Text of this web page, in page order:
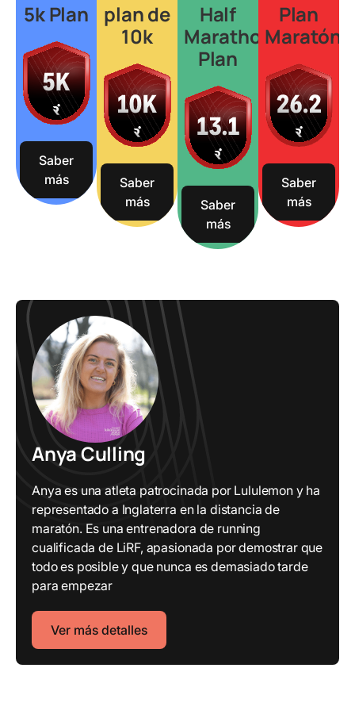
5k Plan
Saber
más
plan de
10k
Saber
más
Half
Marathon
Plan
Saber
más
Plan
Maratón
Saber
más
Anya Culling
Anya es una atleta patrocinada por Lululemon y ha
representado a Inglaterra en la distancia de
maratón. Es una entrenadora de running
cualificada de LiRF, apasionada por demostrar que
todo es posible y que nunca es demasiado tarde
para empezar
Ver más detalles